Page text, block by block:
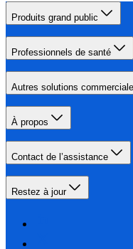
Produits grand public
Professionnels de santé
Autres solutions
À propos
Contact de l’assistance
Restez à jour